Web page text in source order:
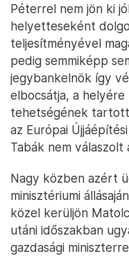
Péterrel nem jön ki
helyetteseként
teljesítményével
pedig semmiképp
jegybankelnök így
elbocsátja, a
tehetségének
az Európai
Tabák nem
Nagy közben azért
minisztériumi
közel kerüljön
utáni időszakban
gazdasági